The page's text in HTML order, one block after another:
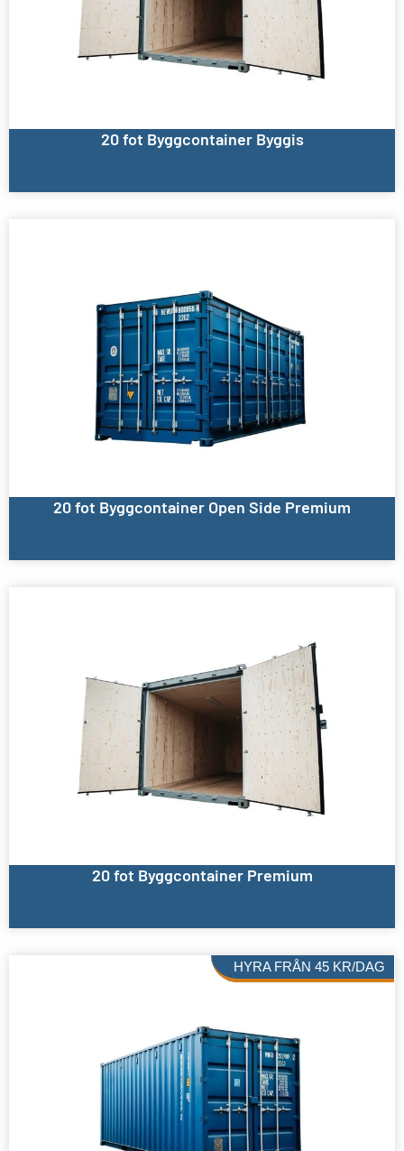
20 fot Byggcontainer Byggis
20 fot Byggcontainer Open Side Premium
20 fot Byggcontainer Premium
HYRA FRÅN 45 KR/DAG